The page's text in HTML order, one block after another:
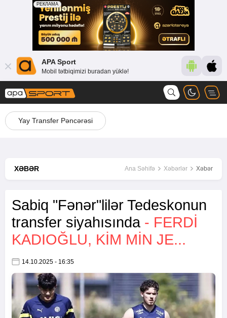
APA Sport
Mobil tətbiqimizi buradan yüklə!
Yay Transfer Pəncərəsi
XƏBƏR Ana Səhifə Xəbərlər Xəbər
Sabiq "Fənər"lilər Tedeskonun
transfer siyahısında - FERDI
KADIOĞLU, KIM MIN JE...
14.10.2025 - 16:35